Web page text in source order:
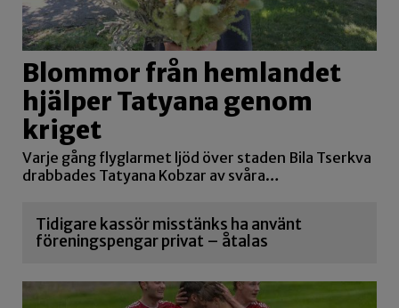
Blommor från hemlandet
hjälper Tatyana genom
kriget
Varje gång flyglarmet ljöd över staden Bila Tserkva
drabbades Tatyana Kobzar av svåra…
Tidigare kassör misstänks ha använt
föreningspengar privat – åtalas